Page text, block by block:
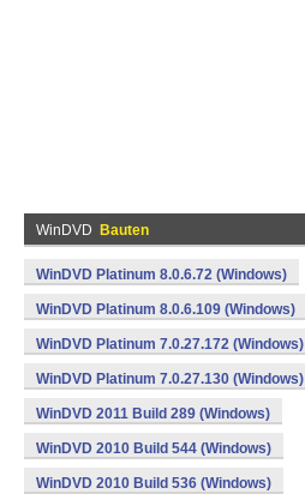
WinDVD Bauten
WinDVD Platinum 8.0.6.72 (Windows)
WinDVD Platinum 8.0.6.109 (Windows)
WinDVD Platinum 7.0.27.172 (Windows)
WinDVD Platinum 7.0.27.130 (Windows)
WinDVD 2011 Build 289 (Windows)
WinDVD 2010 Build 544 (Windows)
WinDVD 2010 Build 536 (Windows)